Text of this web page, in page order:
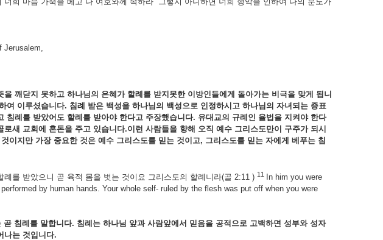
을 깨닫지 못하고 하나님의 은혜가 할례를 받지못한 이방인들에게 돌아가는 비극을 맞게 됩니
여 이루셨습니다. 침례 받은 백성을 하나님의 백성으로 인정하시고 하나님의 자녀되는 증표
침례를 받았어도 할례를 받아야 한다고 주장했습니다. 유대교의 규례인 율법을 지켜야 한다
로새 교회에 혼돈을 주고 있습니다.이런 사람들을 향해 오직 예수 그리스도만이 구주가 되시
것이지만 가장 중요한 것은 예수 그리스도를 믿는 것이고, 그리스도를 믿는 자에게 베푸는 침
를 받았으니 곧 육적 몸을 벗는 것이요 그리스도의 할례니라(골 2:11 ) 11
In him you were
by human hands. Your whole self- ruled by the flesh was put off when you were
곧 침례를 말합니다. 침례는 하나님 앞과 사람앞에서 믿음을 공적으로 고백하면 성부와 성자
나는 것입니다.